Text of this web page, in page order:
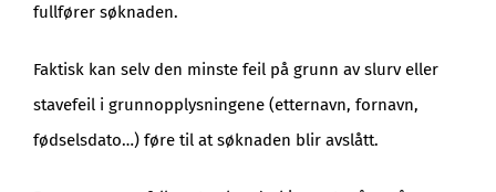
fullfører søknaden.
Faktisk kan selv den minste feil på grunn av slurv eller
stavefeil i grunnopplysningene (etternavn, fornavn,
fødselsdato…) føre til at søknaden blir avslått.